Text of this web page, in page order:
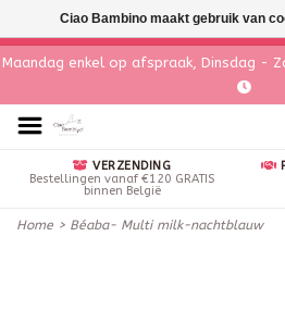
Maandag enkel op afspraak, Dinsdag -
VERZENDING
Bestellingen vanaf €120 GRATIS
binnen België
Home > Béaba- Multi milk-nachtblauw
Ciao Bambino maakt gebruik van